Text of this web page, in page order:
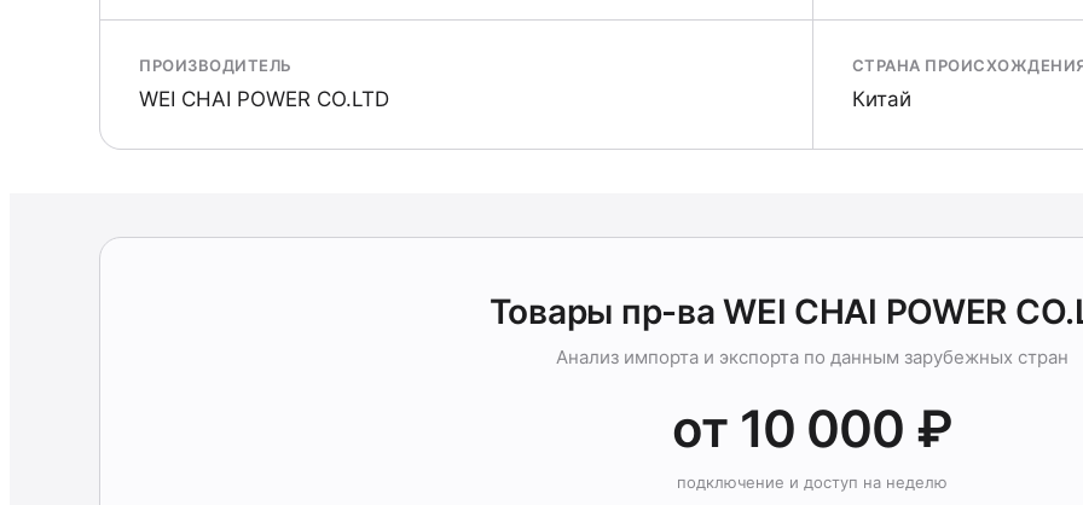
ПРОИЗВОДИТЕЛЬ
WEI CHAI POWER CO.LTD
СТРАНА
Китай
Товары пр-ва WEI CHAI POWER
Анализ импорта и экспорта по данным зарубежных стран
от 10 000 ₽
подключение и доступ на неделю